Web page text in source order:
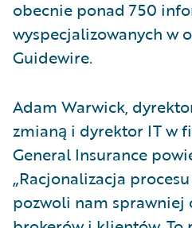
obecnie ponad 750
wyspecjalizowanych w
Guidewire.
Adam Warwick,
zmianą i dyrektor IT w
General Insurance
„Racjonalizacja
pozwoli nam sprawniej